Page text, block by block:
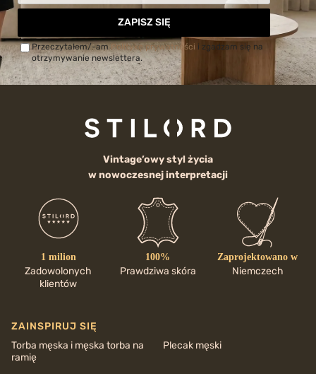
ZAPISZ SIĘ
Przeczytałem/-amPolitykę prywatności i zgadzam się na
otrzymywanie newslettera.
Vintage’owy styl życia
w nowoczesnej interpretacji
1 milion
Zadowolonych
klientów
100%
Prawdziwa skóra
Zaprojektowano w
Niemczech
ZAINSPIRUJ SIĘ
Torba męska i męska torba na
ramię
Plecak męski